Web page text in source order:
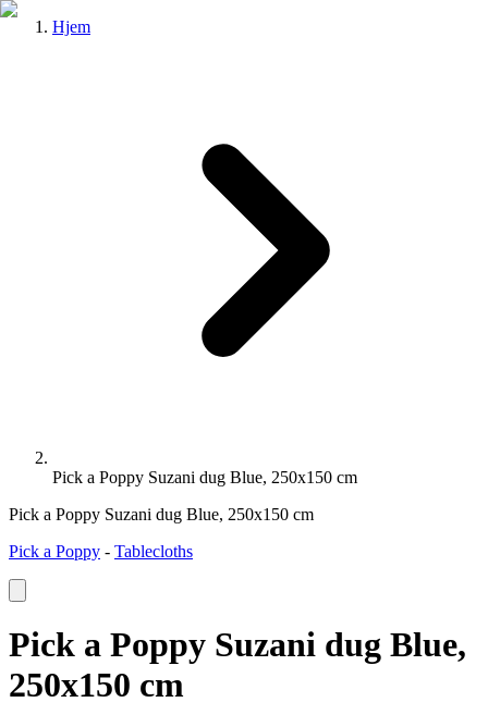
Hjem
Pick a Poppy Suzani dug Blue, 250x150 cm
Pick a Poppy Suzani dug Blue, 250x150 cm
Pick a Poppy - Tablecloths
Pick a Poppy Suzani dug Blue,
250x150 cm